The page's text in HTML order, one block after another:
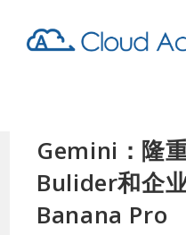
Gemini：隆
Bulider和企
Banana Pro